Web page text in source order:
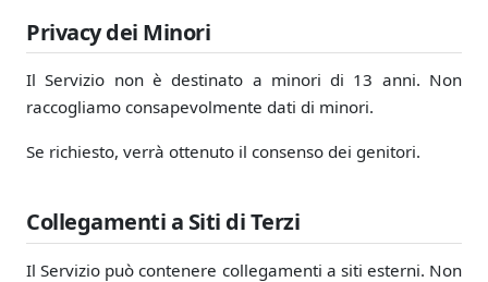
Privacy dei Minori
Il Servizio non è destinato a minori di 13 anni. Non
raccogliamo consapevolmente dati di minori.
Se richiesto, verrà ottenuto il consenso dei genitori.
Collegamenti a Siti di Terzi
Il Servizio può contenere collegamenti a siti esterni. Non